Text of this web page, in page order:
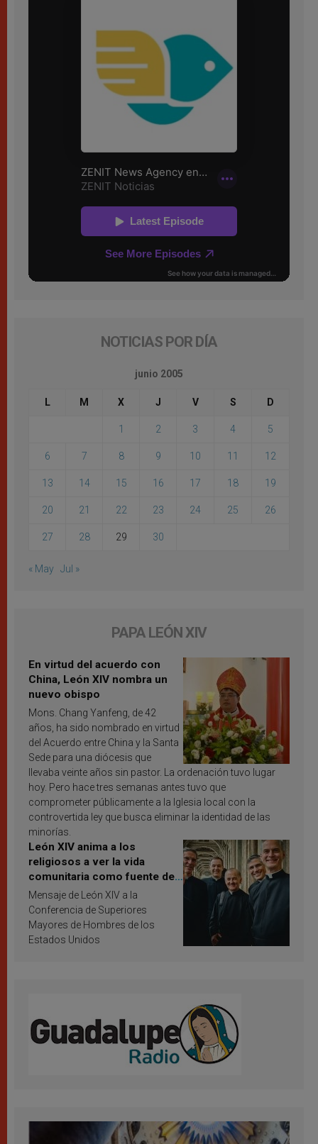
NOTICIAS POR DÍA
junio 2005
L M X J V S D
1 2 3 4 5
6 7 8 9 10 11 12
13 14 15 16 17 18 19
20 21 22 23 24 25 26
27 28 29 30
« May Jul »
PAPA LEÓN XIV
En virtud del acuerdo con
China, León XIV nombra un
nuevo obispo
Mons. Chang Yanfeng, de 42
años, ha sido nombrado en virtud
del Acuerdo entre China y la Santa
Sede para una diócesis que
llevaba veinte años sin pastor. La ordenación tuvo lugar
hoy. Pero hace tres semanas antes tuvo que
comprometer públicamente a la Iglesia local con la
controvertida ley que busca eliminar la identidad de las
minorías.
León XIV anima a los
religiosos a ver la vida
comunitaria como fuente de
inspiración y santificación
Mensaje de León XIV a la
Conferencia de Superiores
Mayores de Hombres de los
Estados Unidos